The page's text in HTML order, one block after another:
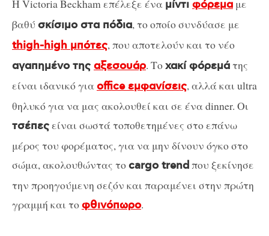
Η Victoria Beckham επέλεξε ένα μίντι φόρεμα με
βαθύ σκίσιμο στα πόδια, το οποίο συνδύασε με
thigh-high μπότες, που αποτελούν και το νέο
αγαπημένο της αξεσουάρ. Τοχακί φόρεμάτης
είναι ιδανικό γιαoffice εμφανίσεις, αλλά και ultra
θηλυκό για να μας ακολουθεί και σε ένα dinner. Οι
τσέπεςείναι σωστά τοποθετημένες στο επάνω
μέρος του φορέματος, για να μην δίνουν όγκο στο
σώμα, ακολουθώντας τοcargo trendπου ξεκίνησε
την προηγούμενη σεζόν και παραμένει στην πρώτη
γραμμή και τοφθινόπωρο.